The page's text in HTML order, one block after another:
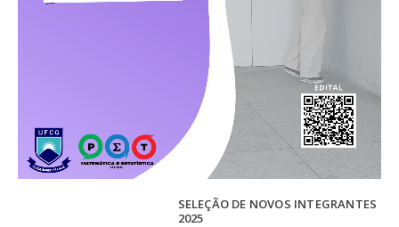
SELEÇÃO DE NOVOS INTEGRANTES
2025